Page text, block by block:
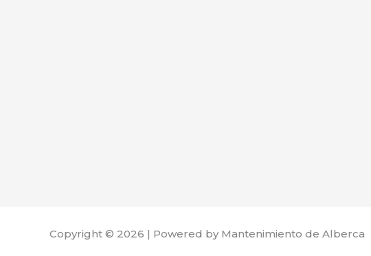
Copyright © 2026 | Powered by Mantenimiento de Alberca